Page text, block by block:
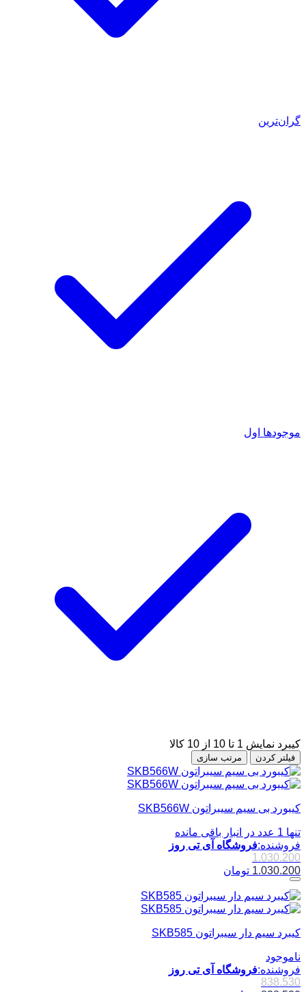
گران‌ترین
موجودها اول
کیبرد نمایش 1 تا 10 از 10 کالا
فیلتر کردن مرتب سازی
کیبورد بی سیم سیبراتون SKB566W
تنها 1 عدد در انبار باقی مانده
فروشنده:فروشگاه آی تی روز
1.030.200
1.030.200 تومان
کیبرد سیم دار سیبراتون SKB585
ناموجود
فروشنده:فروشگاه آی تی روز
838.530